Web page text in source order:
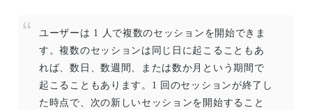
ユーザーは 1 人で複数のセッションを開始できま
す。複数のセッションは同じ日に起こることもあ
れば、数日、数週間、または数か月という期間で
起こることもあります。1 回のセッションが終了し
た時点で、次の新しいセッションを開始すること